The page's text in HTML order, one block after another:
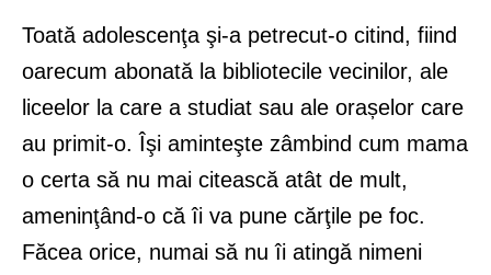
Toată adolescenţa şi-a petrecut-o citind, fiind
oarecum abonată la bibliotecile vecinilor, ale
liceelor la care a studiat sau ale orașelor care
au primit-o. Îşi aminteşte zâmbind cum mama
o certa să nu mai citească atât de mult,
ameninţând-o că îi va pune cărţile pe foc.
Făcea orice, numai să nu îi atingă nimeni